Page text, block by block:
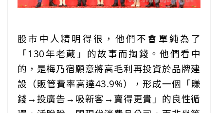
股市中人精明得很，他們不會單純為了
「130年老蔵」的故事而掏錢。他們看中
的，是梅乃宿願意將高毛利再投資於品牌建
設（販管費率高達43.9%），形成一個「賺
錢→投廣告→吸新客→賣得更貴」的良性循